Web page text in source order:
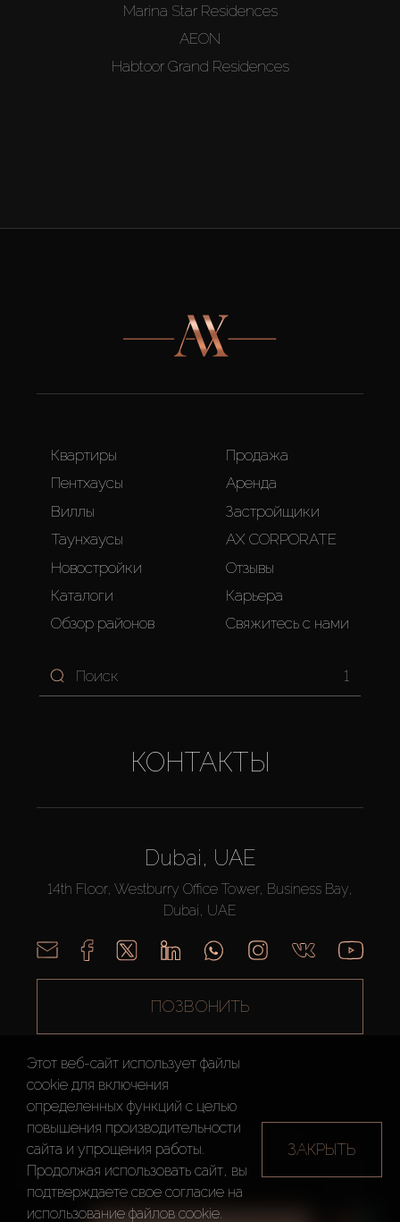
Marina Star Residences
AEON
Habtoor Grand Residences
Квартиры
Пентхаусы
Виллы
Таунхаусы
Новостройки
Каталоги
Обзор районов
Продажа
Аренда
Застройщики
AX CORPORATE
Отзывы
Карьера
Свяжитесь с нами
1
КОНТАКТЫ
Dubai, UAE
14th Floor, Westburry Office Tower, Business Bay,
Dubai, UAE
ПОЗВОНИТЬ
AX CAPITAL ©2026 Все Права Защищены
Условия
использования
конфиденциальности
сайта
Этот веб-сайт использует файлы
cookie для включения
определенных функций c целью
повышения производительности
сайта и упрощения работы.
Продолжая использовать сайт, вы
подтверждаете свое согласие на
использование файлов cookie.
ЗАКРЫТЬ